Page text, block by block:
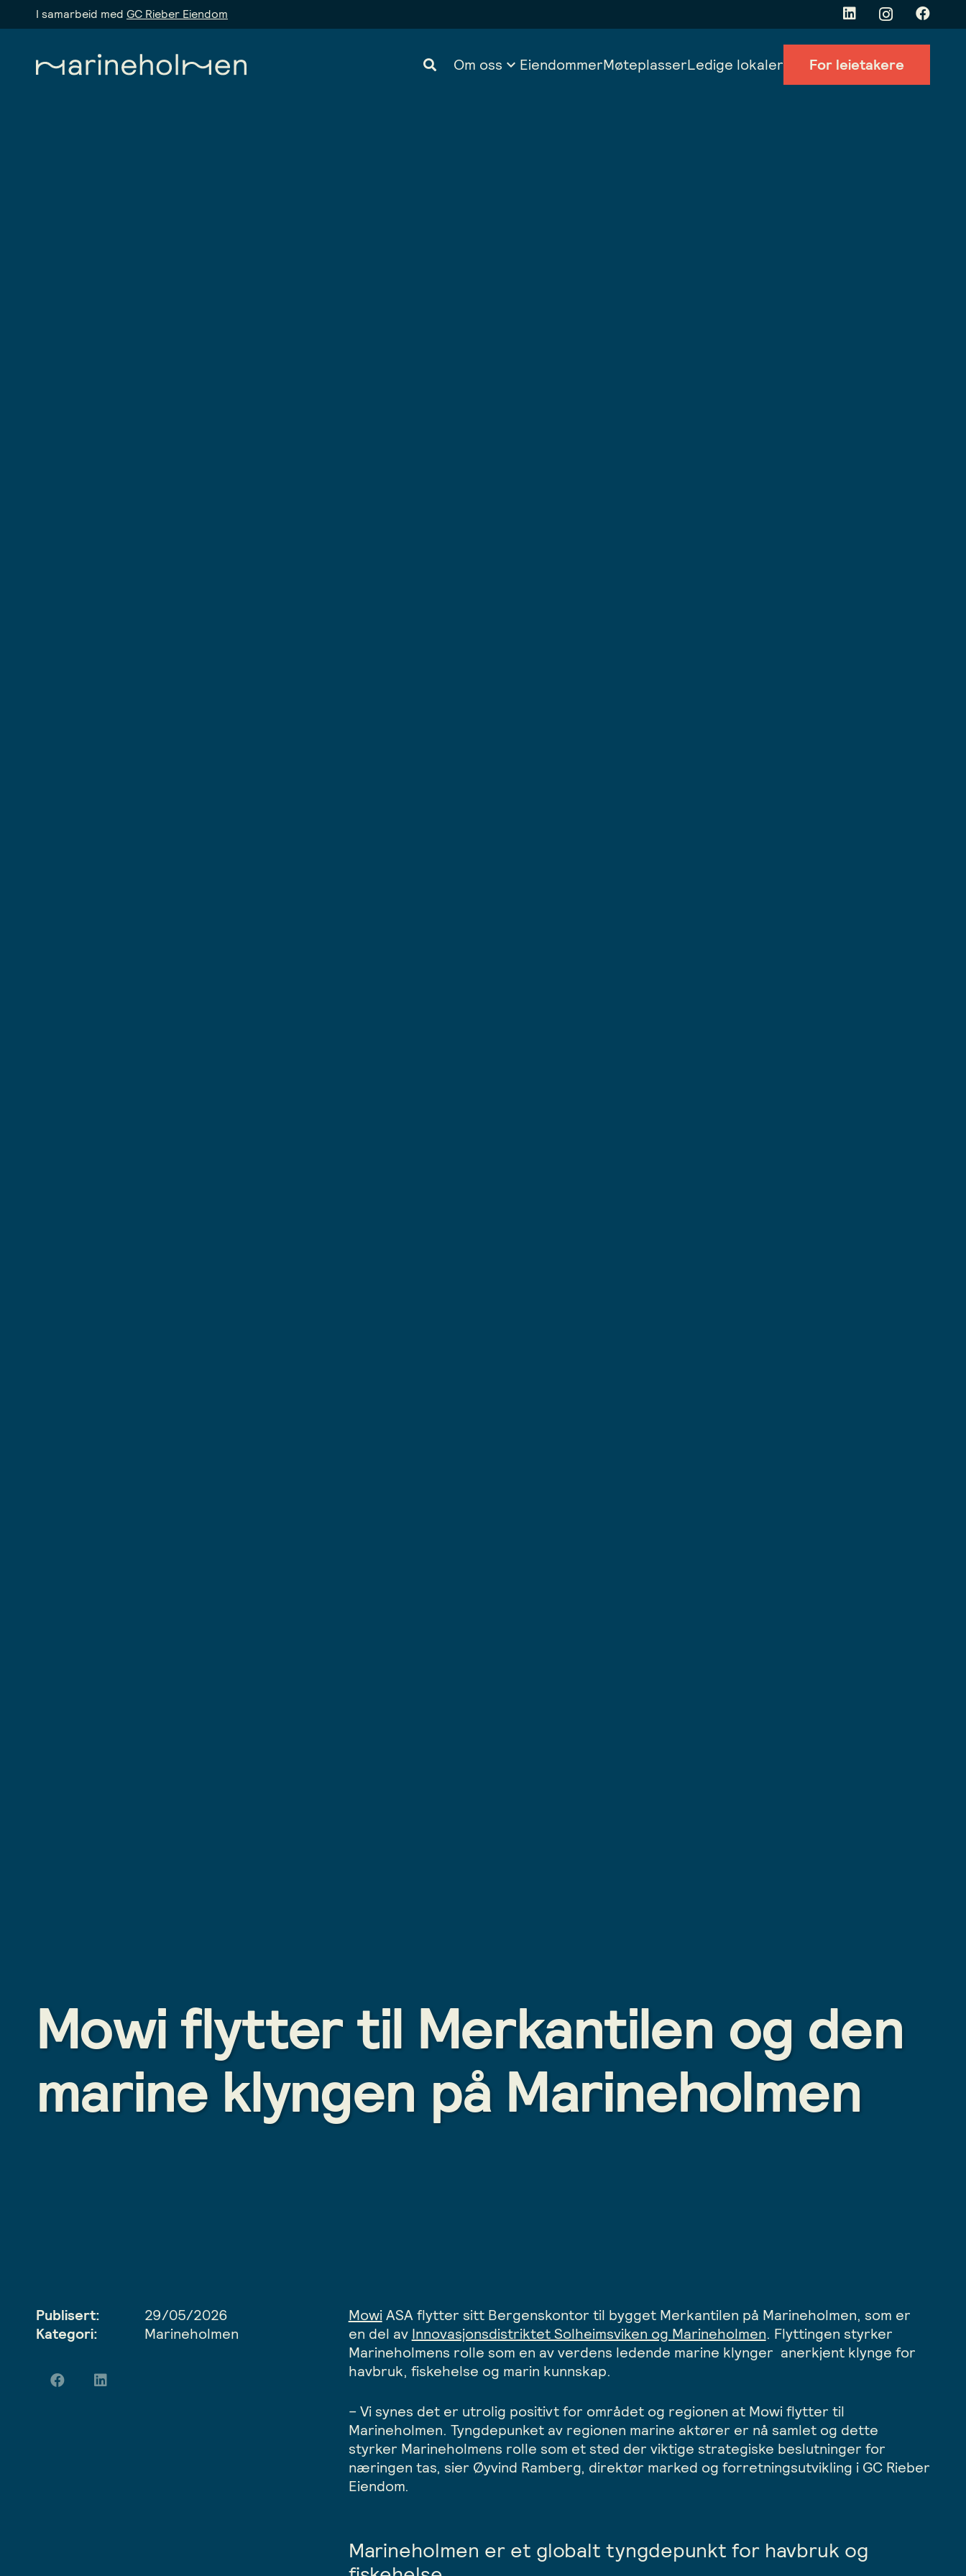
I samarbeid med GC Rieber Eiendom
Om oss EiendommerMøteplasserLedige lokaler For leietakere
Mowi flytter til Merkantilen og den
marine klyngen på Marineholmen
Publisert:
29/05/2026
Kategori:
Marineholmen
MowiASA flytter sitt Bergenskontor til bygget Merkantilen på Marineholmen, som er
en del av Innovasjonsdistriktet Solheimsviken og Marineholmen. Flyttingen styrker
Marineholmens rolle som en av verdens ledende marine klynger anerkjent klynge for
havbruk, fiskehelse og marin kunnskap.
– Vi synes det er utrolig positivt for området og regionen at Mowi flytter til
Marineholmen. Tyngdepunket av regionen marine aktører er nå samlet og dette
styrker Marineholmens rolle som et sted der viktige strategiske beslutninger for
næringen tas, sier Øyvind Ramberg, direktør marked og forretningsutvikling i GC Rieber
Eiendom.
Marineholmen er et globalt tyngdepunkt for havbruk og